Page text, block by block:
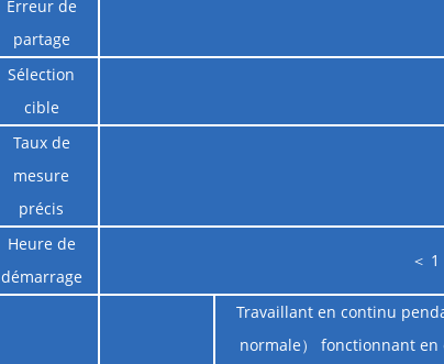
Erreur de
partage
Sélection
cible
Taux de
mesure
précis
Heure de
démarrage
＜
Travaillant en continu
normale） fonctionnant